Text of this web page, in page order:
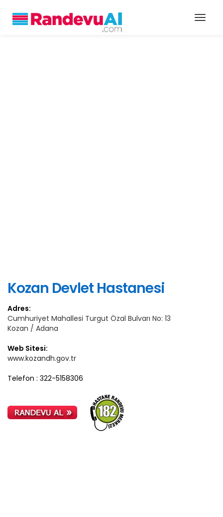
Kozan Devlet Hastanesi
Adres:
Cumhuriyet Mahallesi Turgut Özal Bulvarı No: 13
Kozan / Adana
Web Sitesi:
www.kozandh.gov.tr
Telefon : 322-5158306